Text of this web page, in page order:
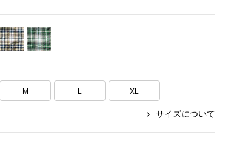
BOGARD 最新号はこちら
おすすめブランド
Miss Kyouko／ミスキョウコ
ヤッコマリカルド
【特集】〈セイコー〉マウリッ
おすすめブランド
Salon de GRANDGRIS
メイクプロポーション
【特集】食彩倶楽部
M L XL
サイズについて